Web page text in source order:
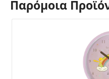
Παρόμοια